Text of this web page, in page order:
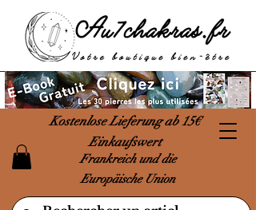
Kostenlose Lieferung ab 15€
Einkaufswert
Frankreich und die
Europäische Union